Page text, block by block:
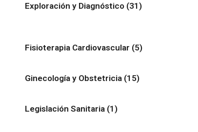
Exploración y Diagnóstico (31)
Fisioterapia Cardiovascular (5)
Ginecología y Obstetricia (15)
Legislación Sanitaria (1)